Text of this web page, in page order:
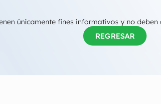
únicamente fines informativos y no
REGRESAR